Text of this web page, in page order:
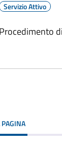
Servizio Attivo
Procedimento